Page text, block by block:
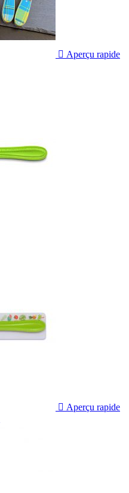
 Aperçu rapide
 Aperçu rapide